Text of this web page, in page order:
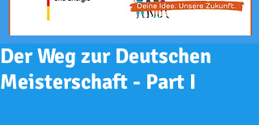
Der Weg zur Deutschen
Meisterschaft - Part I